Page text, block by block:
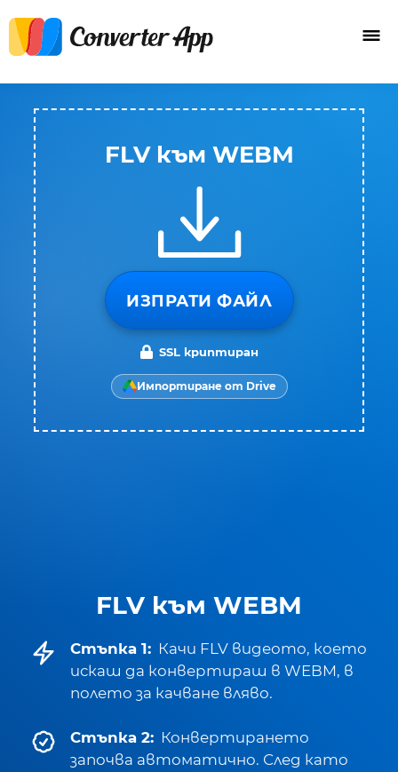
FLV към WEBM
Стъпка 1: Качи FLV видеото, което
искаш да конвертираш в WEBM, в
полето за качване вляво.
Стъпка 2: Конвертирането
започва автоматично. След като
FLV към WEBM
ИЗПРАТИ ФАЙЛ
SSL криптиран
Импортиране от Drive